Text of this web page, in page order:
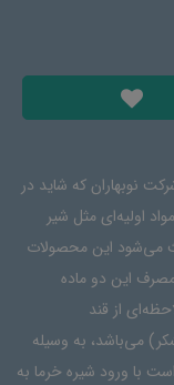
نوبهاران که شاید در
اولیه‌ای مثل شیر
می‌شود این محصولات
این دو ماده
از قند
می‌باشد، به وسیله
با ورود شیره خرما به